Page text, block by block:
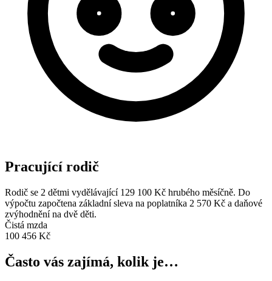
Pracující rodič
Rodič se 2 dětmi vydělávající 129 100 Kč hrubého měsíčně. Do
výpočtu započtena základní sleva na poplatníka 2 570 Kč a daňové
zvýhodnění na dvě děti.
Čistá mzda
100 456 Kč
Často vás zajímá, kolik je…